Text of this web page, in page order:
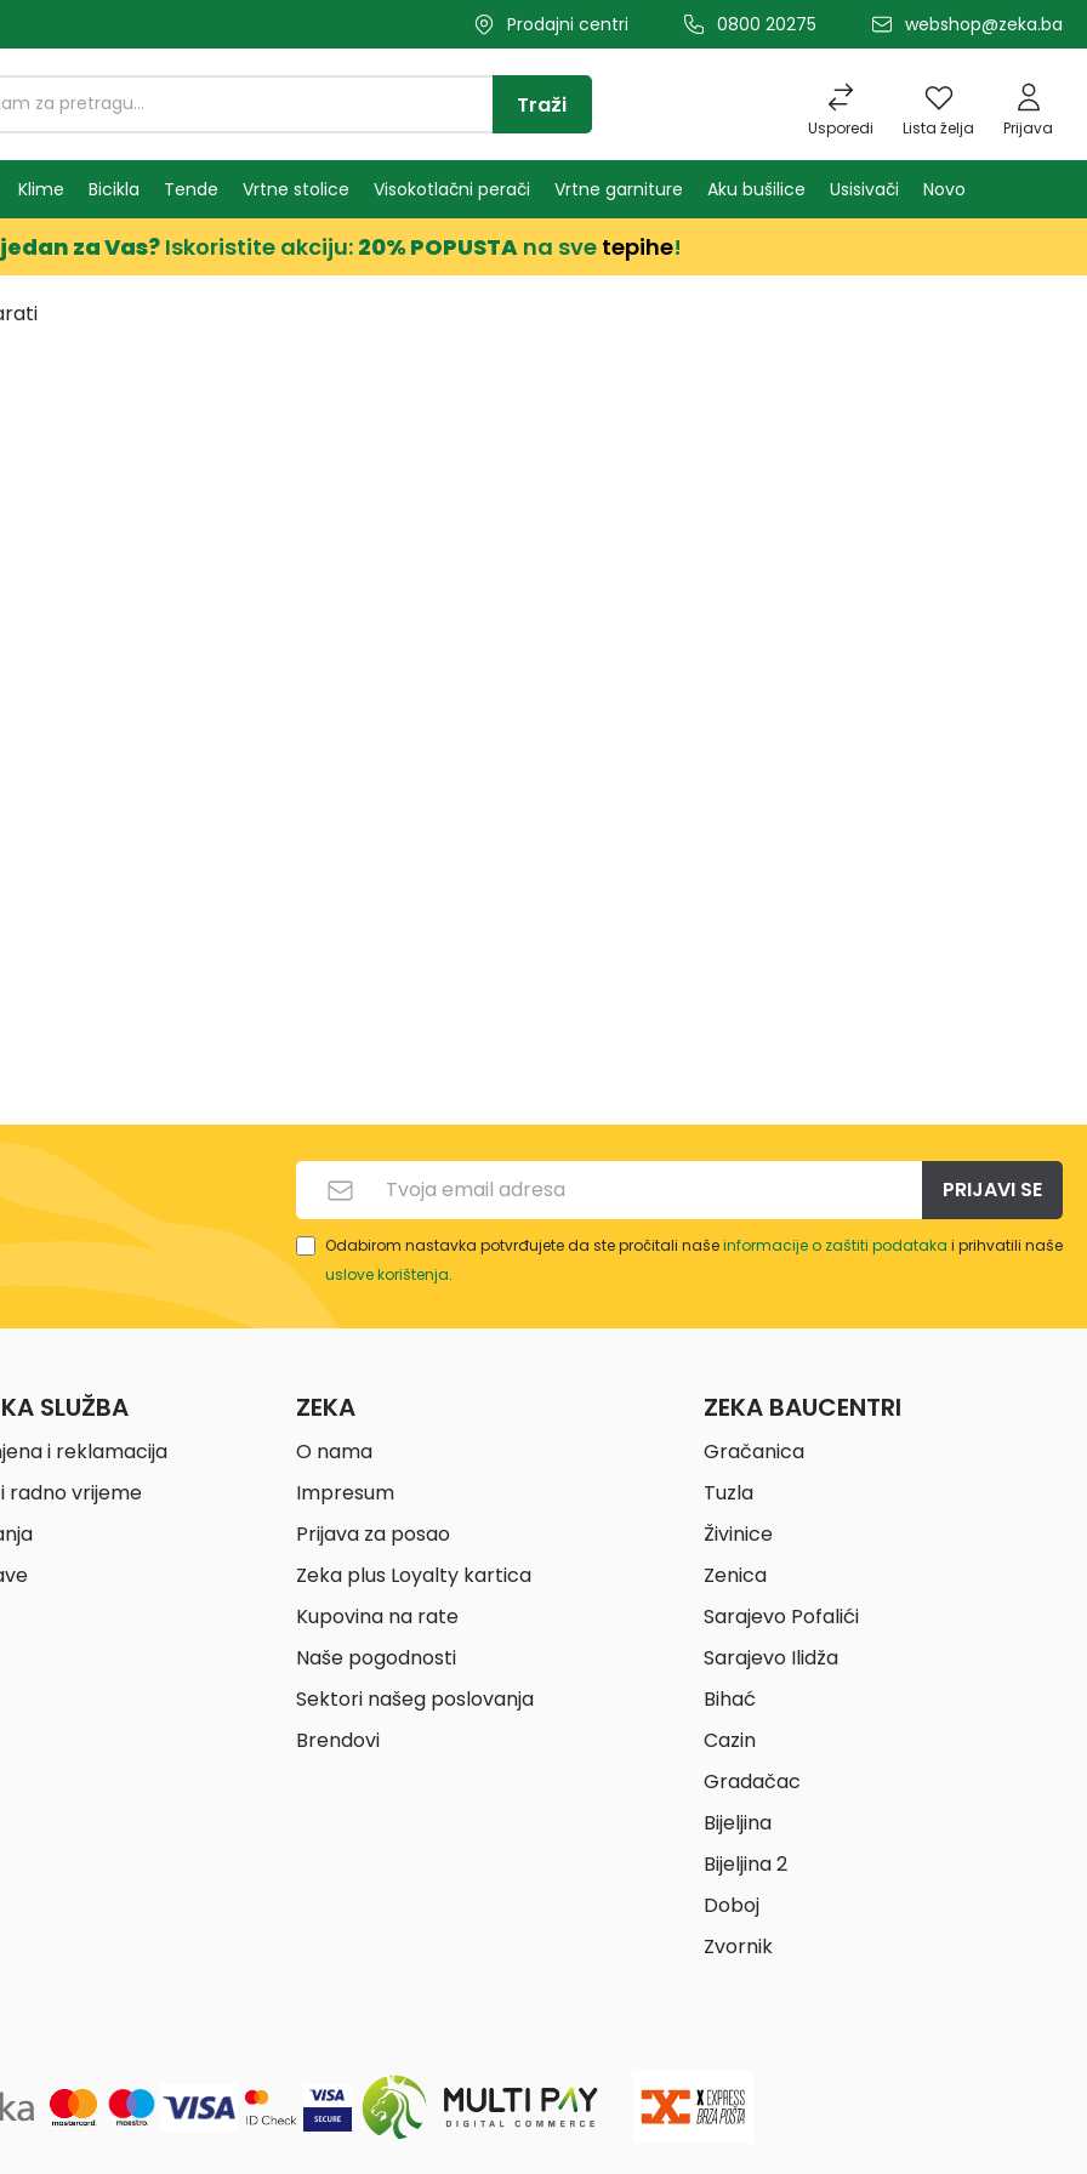
Prodajni centri 0800 20275 webshop@zeka.ba
Usporedi Lista želja Prijava
Traži
Klime Bicikla Tende Vrtne stolice Visokotlačni perači Vrtne garniture Aku bušilice Usisivači Novo
za Vas?Iskoristite akciju: 20% POPUSTA na sve tepihe!
PRIJAVI SE
Odabirom nastavka potvrđujete da ste pročitali našeinformacije o zaštiti podataka i prihvatili naše
uslove korištenja.
SLUŽBA
i reklamacija
radno vrijeme
ZEKA
O nama
Impresum
Prijava za posao
Zeka plus Loyalty kartica
Kupovina na rate
Naše pogodnosti
Sektori našeg poslovanja
Brendovi
ZEKA BAUCENTRI
Gračanica
Tuzla
Živinice
Zenica
Sarajevo Pofalići
Sarajevo Ilidža
Bihać
Cazin
Gradačac
Bijeljina
Bijeljina 2
Doboj
Zvornik